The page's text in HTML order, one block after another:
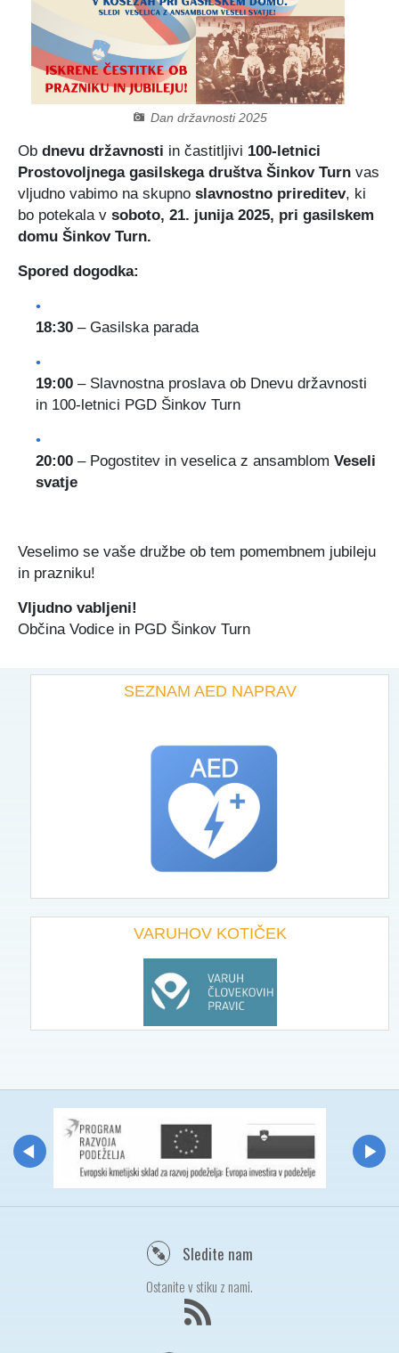
Dan državnosti 2025
Ob dnevu državnosti in častitljivi 100-letnici
Prostovoljnega gasilskega društva Šinkov Turn vas
vljudno vabimo na skupno slavnostno prireditev, ki
bo potekala v soboto, 21. junija 2025, pri gasilskem
domu Šinkov Turn.
Spored dogodka:
18:30 – Gasilska parada
19:00 – Slavnostna proslava ob Dnevu državnosti
in 100-letnici PGD Šinkov Turn
20:00 – Pogostitev in veselica z ansamblom Veseli
svatje
Veselimo se vaše družbe ob tem pomembnem jubileju
in prazniku!
Vljudno vabljeni!
Občina Vodice in PGD Šinkov Turn
SEZNAM AED NAPRAV
VARUHOV KOTIČEK
Sledite nam
Ostanite v stiku z nami.
Certifikati in priznanja
Turistična ponudba
Zbornik Občine Vodice
Lokalne volitve 2022
Participativni proračun
Predlogi predpisov v javni obravnavi
Javno podjetje Komunala Vodice, d.o.o.
Začasni zbirni center
e-Tržnica lokalnih ponudnikov hrane
RRA LUR (LAS Za mesto in vas)
Mediji o občini Vodice
Štab Civilne zaščite Občine Vodice
Medobčinski inšpektorat in redarstvo